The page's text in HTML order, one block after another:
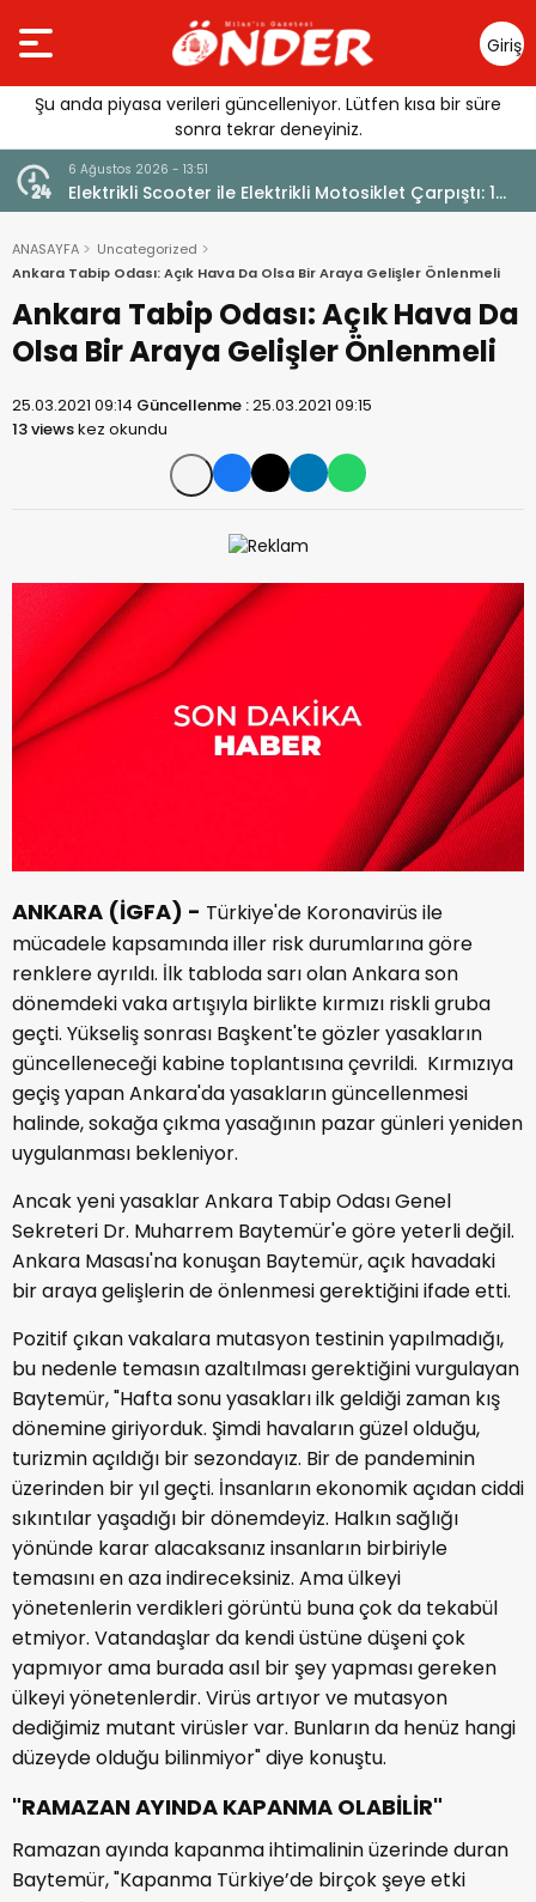
Giriş
Yap
Şu anda piyasa verileri güncelleniyor. Lütfen kısa bir süre
sonra tekrar deneyiniz.
6 Ağustos 2026 - 13:51
Elektrikli Scooter ile Elektrikli Motosiklet Çarpıştı: 1
Yaralı
ANASAYFA
Uncategorized
Ankara Tabip Odası: Açık Hava Da Olsa Bir Araya Gelişler Önlenmeli
Ankara Tabip Odası: Açık Hava Da
Olsa Bir Araya Gelişler Önlenmeli
25.03.2021 09:14 Güncellenme :25.03.2021 09:15
13 viewskez okundu
ANKARA (İGFA) - Türkiye'de Koronavirüs ile
mücadele kapsamında iller risk durumlarına göre
renklere ayrıldı. İlk tabloda sarı olan Ankara son
dönemdeki vaka artışıyla birlikte kırmızı riskli gruba
geçti. Yükseliş sonrası Başkent'te gözler yasakların
güncelleneceği kabine toplantısına çevrildi. Kırmızıya
geçiş yapan Ankara'da yasakların güncellenmesi
halinde, sokağa çıkma yasağının pazar günleri yeniden
uygulanması bekleniyor.
Ancak yeni yasaklar Ankara Tabip Odası Genel
Sekreteri Dr. Muharrem Baytemür'e göre yeterli değil.
Ankara Masası'na konuşan Baytemür, açık havadaki
bir araya gelişlerin de önlenmesi gerektiğini ifade etti.
Pozitif çıkan vakalara mutasyon testinin yapılmadığı,
bu nedenle temasın azaltılması gerektiğini vurgulayan
Baytemür, "Hafta sonu yasakları ilk geldiği zaman kış
dönemine giriyorduk. Şimdi havaların güzel olduğu,
turizmin açıldığı bir sezondayız. Bir de pandeminin
üzerinden bir yıl geçti. İnsanların ekonomik açıdan ciddi
sıkıntılar yaşadığı bir dönemdeyiz. Halkın sağlığı
yönünde karar alacaksanız insanların birbiriyle
temasını en aza indireceksiniz. Ama ülkeyi
yönetenlerin verdikleri görüntü buna çok da tekabül
etmiyor. Vatandaşlar da kendi üstüne düşeni çok
yapmıyor ama burada asıl bir şey yapması gereken
ülkeyi yönetenlerdir. Virüs artıyor ve mutasyon
dediğimiz mutant virüsler var. Bunların da henüz hangi
düzeyde olduğu bilinmiyor" diye konuştu.
"RAMAZAN AYINDA KAPANMA OLABİLİR"
Ramazan ayında kapanma ihtimalinin üzerinde duran
Baytemür, "Kapanma Türkiye’de birçok şeye etki